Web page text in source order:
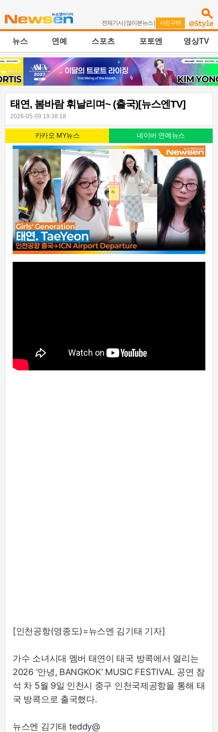
전체기사| 많이본뉴스 | 사진구매
뉴스 연예 스포츠 포토엔 영상TV
태연, 봄바람 휘날리며~ (출국)[뉴스엔TV]
2026-05-09 19:38:18
카카오 MY뉴스 네이버 연예뉴스
[인천공항(영종도)=뉴스엔 김기태 기자]
가수 소녀시대 멤버 태연이 태국 방콕에서 열리는
2026 '안녕, BANGKOK' MUSIC FESTIVAL 공연 참
석 차 5월 9일 인천시 중구 인천국제공항을 통해 태
국 방콕으로 출국했다.
뉴스엔 김기태 teddy@